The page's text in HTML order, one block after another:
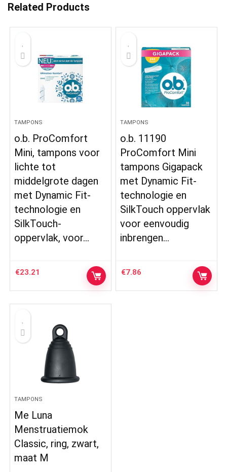
Related Products
TAMPONS
o.b. ProComfort
Mini, tampons voor
lichte tot
middelgrote dagen
met Dynamic Fit-
technologie en
SilkTouch-
oppervlak, voor…
€23.21
TAMPONS
o.b. 11190
ProComfort Mini
tampons Gigapack
met Dynamic Fit-
technologie en
SilkTouch oppervlak
voor eenvoudig
inbrengen…
€7.86
TAMPONS
Me Luna
Menstruatiemok
Classic, ring, zwart,
maat M